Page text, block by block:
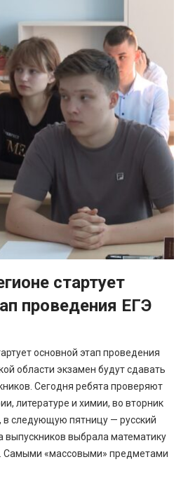
стартует
проведения ЕГЭ
основной этап проведения
области экзамен будут сдавать
Сегодня ребята проверяют
литературе и химии, во вторник
в следующую пятницу — русский
выпускников выбрала математику
Самыми «массовыми» предметами